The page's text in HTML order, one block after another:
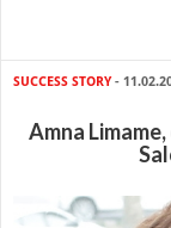
SUCCESS STORY-
Amna